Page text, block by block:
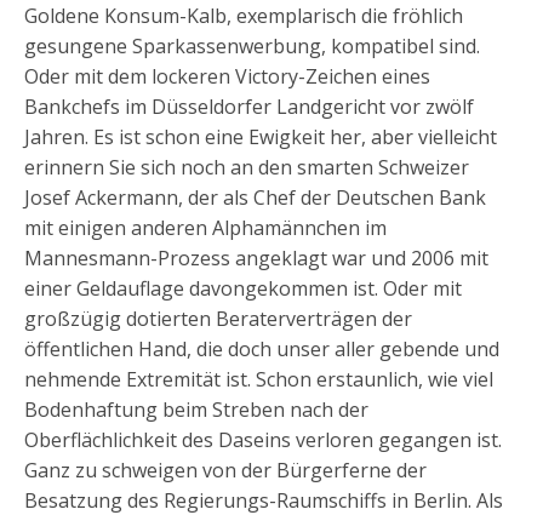
Goldene Konsum-Kalb, exemplarisch die fröhlich
gesungene Sparkassenwerbung, kompatibel sind.
Oder mit dem lockeren Victory-Zeichen eines
Bankchefs im Düsseldorfer Landgericht vor zwölf
Jahren. Es ist schon eine Ewigkeit her, aber vielleicht
erinnern Sie sich noch an den smarten Schweizer
Josef Ackermann, der als Chef der Deutschen Bank
mit einigen anderen Alphamännchen im
Mannesmann-Prozess angeklagt war und 2006 mit
einer Geldauflage davongekommen ist. Oder mit
großzügig dotierten Beraterverträgen der
öffentlichen Hand, die doch unser aller gebende und
nehmende Extremität ist. Schon erstaunlich, wie viel
Bodenhaftung beim Streben nach der
Oberflächlichkeit des Daseins verloren gegangen ist.
Ganz zu schweigen von der Bürgerferne der
Besatzung des Regierungs-Raumschiffs in Berlin. Als